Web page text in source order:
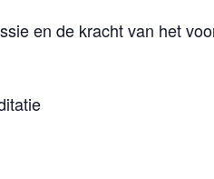
en de kracht van het